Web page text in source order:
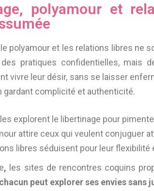
polyamour et
polyamour et les relations libres ne
pratiques confidentielles, mais
vivre leur désir, sans se laisser
gardant complicité et authenticité.
explorent le libertinage pour
attire ceux qui veulent conjuguer
libres séduisent pour leur flexibilité
, les sites de rencontres coquins
chacun peut explorer ses envies sans